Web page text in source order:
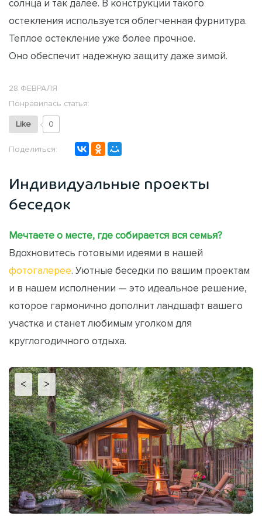
солнца и так далее. В конструкции такого
остекления используется облегченная фурнитура.
Теплое остекление уже более прочное.
Оно обеспечит надежную защиту даже зимой.
28 ФЕВРАЛЯ
Понравилась статья:
Like 0
Поделиться:
Индивидуальные проекты
беседок
Мечтаете о месте, где собирается вся семья?
Вдохновитесь готовыми идеями в нашей
фотогалерее. Уютные беседки по вашим проектам
и в нашем исполнении — это идеальное решение,
которое гармонично дополнит ландшафт вашего
участка и станет любимым уголком для
круглогодичного отдыха.
< >